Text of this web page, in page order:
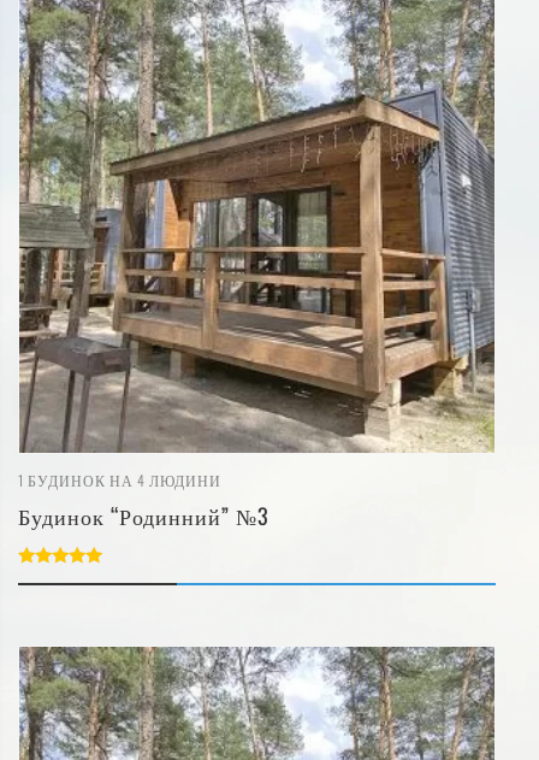
5
1 БУДИНОК НА 4 ЛЮДИНИ
Будинок “Родинний” №3
5.00